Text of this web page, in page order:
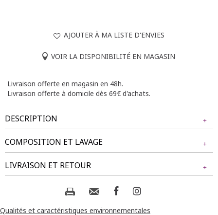
AJOUTER À MA LISTE D'ENVIES
VOIR LA DISPONIBILITÉ EN MAGASIN
Livraison offerte en magasin en 48h.
Livraison offerte à domicile dès 69€ d'achats.
DESCRIPTION
T-shirt grande taille brodé à manches courtes et col en V.
Coupe ample. Manches courtes. Col en V. Motif floral et
broderie anglaise sur l'ensemble du modèle. Base droite.
Notre mannequin Rafaela mesure 1m75 et porte un t-shirt
COMPOSITION ET LAVAGE
Tissu principal : 98% POLYESTER, 2% ELASTHANE
Composition et lavage :
LIVRAISON ET RETOUR
NOS MODES DE LIVRAISON
Livraison Magasin :
Qualités et caractéristiques environnementales